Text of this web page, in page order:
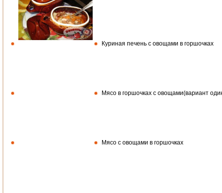
Куриная печень с овощами в горшочках
Мясо в горшочках с овощами(вариант
Мясо с овощами в горшочках